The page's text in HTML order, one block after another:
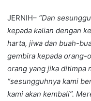
JERNIH– “Dan
kepada kalian dengan
harta, jiwa dan buah-
gembira kepada orang-
orang yang jika ditimpa
“sesungguhnya kami
kami akan kembali”.